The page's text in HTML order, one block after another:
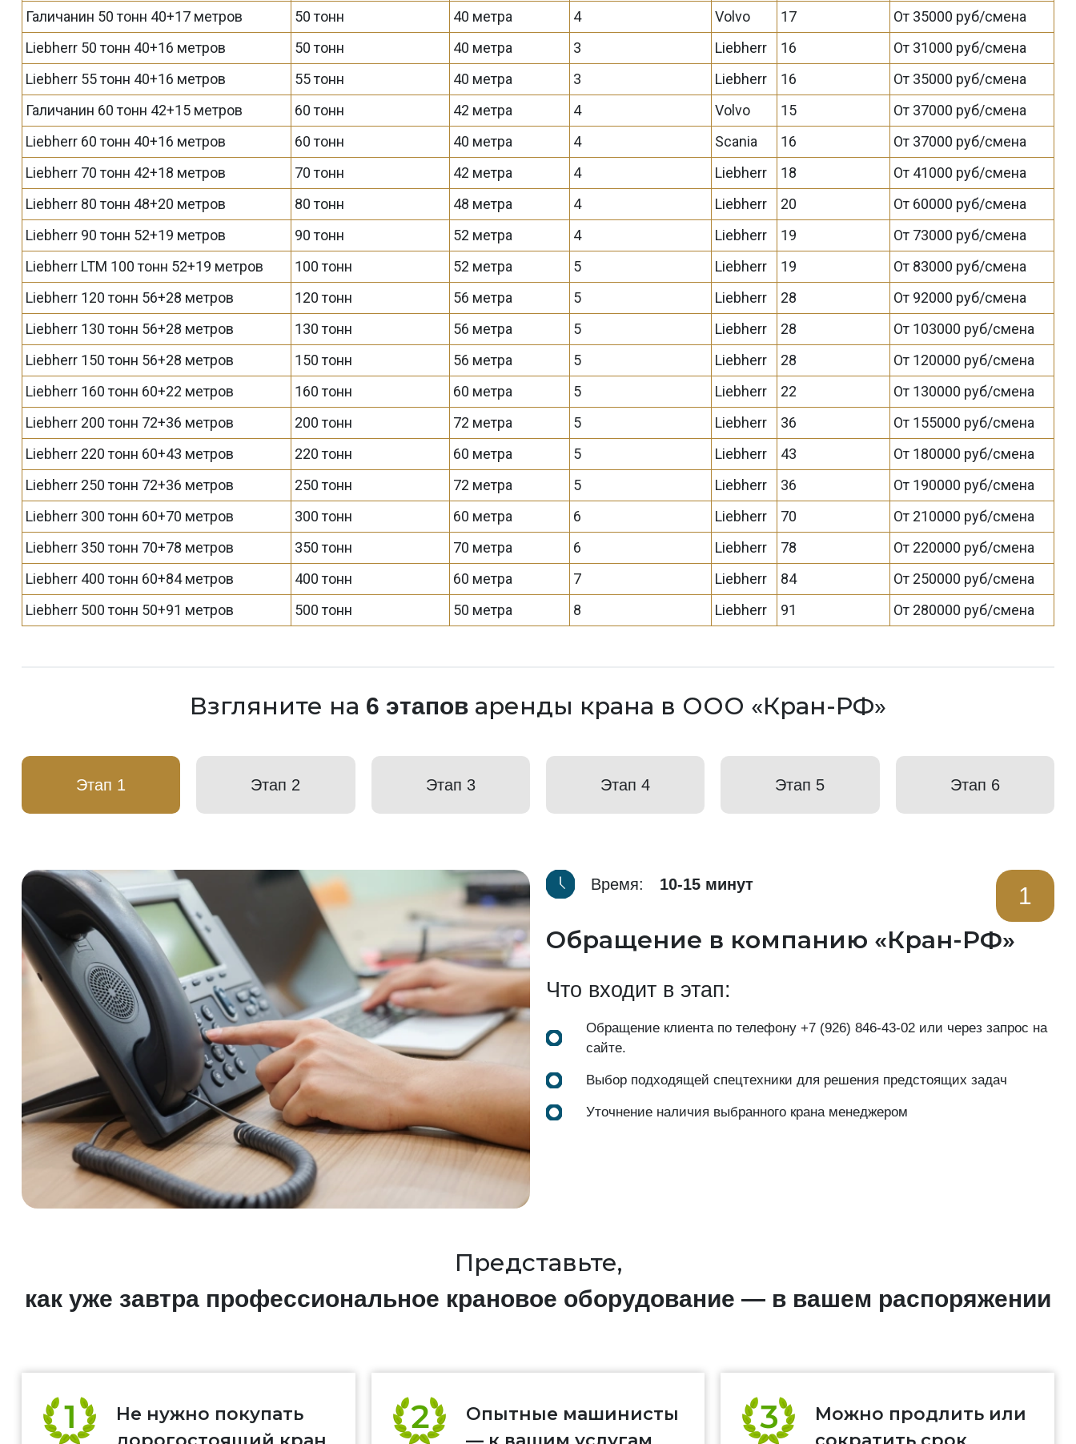
Галичанин 50 тонн 40+17 метров
50 тонн 40 метра 4 Volvo 17
От 35000 руб/смена
Liebherr 50 тонн 40+16 метров
50 тонн 40 метра 3 Liebherr 16
От 31000 руб/смена
Liebherr 55 тонн 40+16 метров
55 тонн 40 метра 3 Liebherr 16
От 35000 руб/смена
Галичанин 60 тонн 42+15 метров
60 тонн 42 метра 4 Volvo 15
От 37000 руб/смена
Liebherr 60 тонн 40+16 метров
60 тонн 40 метра 4 Scania 16
От 37000 руб/смена
Liebherr 70 тонн 42+18 метров
70 тонн 42 метра 4 Liebherr 18
От 41000 руб/смена
Liebherr 80 тонн 48+20 метров
80 тонн 48 метра 4 Liebherr 20
От 60000 руб/смена
Liebherr 90 тонн 52+19 метров
90 тонн 52 метра 4 Liebherr 19
От 73000 руб/смена
Liebherr LTM 100 тонн 52+19 метров
100 тонн 52 метра 5 Liebherr 19
От 83000 руб/смена
Liebherr 120 тонн 56+28 метров
120 тонн 56 метра 5 Liebherr 28
От 92000 руб/смена
Liebherr 130 тонн 56+28 метров
130 тонн 56 метра 5 Liebherr 28
От 103000 руб/смена
Liebherr 150 тонн 56+28 метров
150 тонн 56 метра 5 Liebherr 28
От 120000 руб/смена
Liebherr 160 тонн 60+22 метров
160 тонн 60 метра 5 Liebherr 22
От 130000 руб/смена
Liebherr 200 тонн 72+36 метров
200 тонн 72 метра 5 Liebherr 36
От 155000 руб/смена
Liebherr 220 тонн 60+43 метров
220 тонн 60 метра 5 Liebherr 43
От 180000 руб/смена
Liebherr 250 тонн 72+36 метров
250 тонн 72 метра 5 Liebherr 36
От 190000 руб/смена
Liebherr 300 тонн 60+70 метров
300 тонн 60 метра 6 Liebherr 70
От 210000 руб/смена
Liebherr 350 тонн 70+78 метров
350 тонн 70 метра 6 Liebherr 78
От 220000 руб/смена
Liebherr 400 тонн 60+84 метров
400 тонн 60 метра 7 Liebherr 84
От 250000 руб/смена
Liebherr 500 тонн 50+91 метров
500 тонн 50 метра 8 Liebherr 91 От 280000 руб/смена
Взгляните на 6 этапов аренды крана в ООО «Кран-РФ»
Этап 1 Этап 2 Этап 3 Этап 4 Этап 5 Этап 6
Время: 10-15 минут 1
Обращение в компанию «Кран-РФ»
Что входит в этап:
Обращение клиента по телефону +7 (926) 846-43-02 или через запрос на
сайте.
Выбор подходящей спецтехники для решения предстоящих задач
Уточнение наличия выбранного крана менеджером
Представьте,
как уже завтра профессиональное крановое оборудование — в вашем распоряжении
Не нужно покупать
Опытные машинисты
Можно продлить или